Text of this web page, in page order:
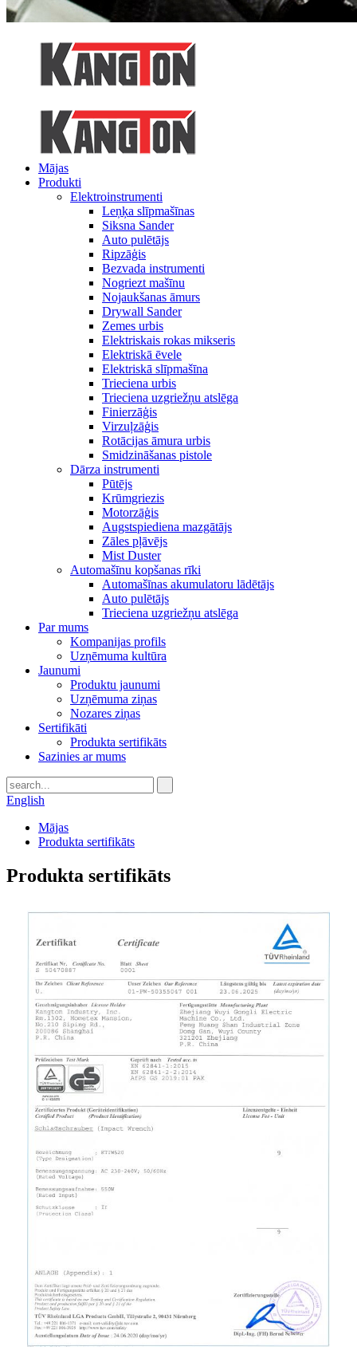
Mājas
Produkti
Elektroinstrumenti
Leņķa slīpmašīnas
Siksna Sander
Auto pulētājs
Ripzāģis
Bezvada instrumenti
Nogriezt mašīnu
Nojaukšanas āmurs
Drywall Sander
Zemes urbis
Elektriskais rokas mikseris
Elektriskā ēvele
Elektriskā slīpmašīna
Trieciena urbis
Trieciena uzgriežņu atslēga
Finierzāģis
Virzuļzāģis
Rotācijas āmura urbis
Smidzināšanas pistole
Dārza instrumenti
Pūtējs
Krūmgriezis
Motorzāģis
Augstspiediena mazgātājs
Zāles pļāvējs
Mist Duster
Automašīnu kopšanas rīki
Automašīnas akumulatoru lādētājs
Auto pulētājs
Trieciena uzgriežņu atslēga
Par mums
Kompanijas profils
Uzņēmuma kultūra
Jaunumi
Produktu jaunumi
Uzņēmuma ziņas
Nozares ziņas
Sertifikāti
Produkta sertifikāts
Sazinies ar mums
English
Mājas
Produkta sertifikāts
Produkta sertifikāts